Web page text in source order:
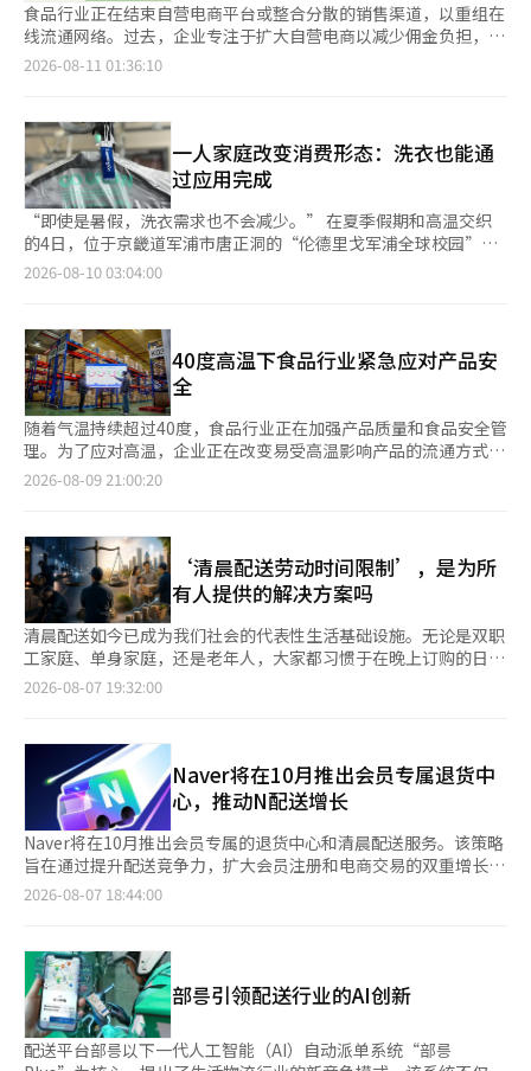
食品行业正在结束自营电商平台或整合分散的销售渠道，以重组在
线流通网络。过去，企业专注于扩大自营电商以减少佣金负担，但
随着固定成本的增加和与大型平台的竞争加剧，行业开始转向以效
线”的服务。该平台自2022年重新推出“零食材”以来，运营了
约4年。大象以全国线下食材超市“最佳购”为基础，推出了当日
发货的超市配送服务，逐步扩展在线业务。然而，近期为了重组以
盈利为中心的业务结构并增强核心竞争力，决定结束该服务。位于
高阳、江陵、原州、清州和大田的10家线下最佳购门店将继续营
业。 CJ鲜活也将在9月29日下午2时结束其自营食材商城“鲜
活”的运营。取而代之的是，CJ鲜活将通过今年2月收购的食材开
放市场平台“食春”来整合在线B2B能力。与以自有品牌（PB）
吸引了25万名国内餐饮业小微企业客户。CJ鲜活计划将食春的客
户基础和平台基础设施与自身的商品采购能力和冷链物流网络相结
合。 在面向消费者（B2C）的流通渠道中，也出现了类似的趋势。
南阳乳业自6月起结束了自营商城“南阳商城”的运营，并将销售
渠道转移至Naver品牌店。今年，南阳乳业在去年停止运营育儿专
业网站“南阳育儿商城”后，将其整合至南阳商城，并在今年结束
南阳商城，逐步整理自有在线渠道。东元F&B也在去年底将单独运
营的“东元商城”和“更多菜肴”合并，集中分散的在线能力。
自营商城虽然能通过减少流通环节来确保盈利，并吸引忠实客户进
行定期配送，但为了吸引新客户而产生的营销费用、物流、客户服
务及系统维护等固定支出并不小。尤其是食材商城需要处理新鲜食
品的冷链和多种商品的库存及价格管理。如果无法确保足够的交易
量，运营自营商城的成本可能会超过节省的佣金。 此外，像
Coupang和Naver等已经具备强大流量的大型电商平台，以当日和
次日配送为优势，主导市场，这也成为自营商城运营的局限。 一
位食品行业人士表示：“过去，企业重视拥有自有在线商城，而现
（AI）系统翻译与编辑。
2026-08-11 01:36:10
一人家庭改变消费形态：洗衣也能通
过应用完成
“即使是暑假，洗衣需求也不会减少。” 在夏季假期和高温交织
的4日，位于京畿道军浦市唐正洞的“伦德里戈军浦全球校园”。
这栋建筑的1至5层的智能工厂中，客户委托的洗衣物正在生产线上
开业的军浦智能工厂是处理一人家庭日益增长的非接触洗衣需求的
核心设施。客户通过移动应用委托的洗衣物的分类、洗涤、检验、
包装和配送等全流程均由其负责。该工厂总面积11900平方米（约
3600坪），每天最多可洗涤27万件衣物。 工作从5层开始。工作
台上方的摄像头拍摄洗衣物后，人工智能（AI）会识别衣物的种类
和材质，工作人员会将包含这些信息的电子标签（RFID）贴在衣
物的一侧。金敏智解释道：“客户可以通过移动应用实时查看到到
达工厂的洗衣物照片和洗涤进程。” 随后，洗衣物根据种类和洗
涤和熨烫。所有工序完成后的洗衣物经过包装后在1层的出货处装
上配送车辆，送往客户。金敏智表示：“从衣物到被褥，委托后1
至2天内完成洗涤并送达客户。”她还提到：“服务满意度高，复
用率接近70%。” 伦德里戈的主要客户是一人家庭，用户中有
36%是这一群体。由于居住空间狭小，洗涤和干燥环境不足，一人
家庭在洗衣物管理上面临压力。因此，提供从洗衣物收取到洗涤、
配送的全流程非接触服务的伦德里戈备受青睐。自2019年推出非
接触洗衣代办服务以来，用户数量已超过125万户，累计订单和洗
食住公司的营业额从2021年的1.3亿韩元增长到2023年的4.93亿韩
元，去年达到6.35亿韩元。 非接触洗衣代办市场预计将继续增长。
根据三井住友KPMG经济研究所的预测，韩国洗衣市场规模将从
2021年的5.1万亿韩元增长到2026年的6.6万亿韩元。在此期间，
非接触委托服务的比例预计将从0.8%增加到20%。 相关行业的步
伐也在加快。克林托皮亚根据一人家庭的增加，于去年2月推出了
深夜收取和配送服务。伦德里戈则通过多样化产品和扩大服务区域
来拓展客户接触点。伦德里戈相关人士表示：“我们将不断扩展服
2026-08-10 03:04:00
40度高温下食品行业紧急应对产品安
全
随着气温持续超过40度，食品行业正在加强产品质量和食品安全管
理。为了应对高温，企业正在改变易受高温影响产品的流通方式，
并实时监控食材的冷藏和冷冻温度。 根据食品行业的消息，直接
加速食材中微生物的繁殖，若在配送过程中未能保持冷藏或冷冻状
态，变质的风险也会增加。 三星福利公司基于过去的气温变化和
质量数据，运营着一种预测食材质量下降可能性的“预警系统”。
对于预计会出现异常的原材料，现场检查会加强，必要时会选择替
代品。配送车辆在出发前会提前降温，并在运输过程中通过温度记
录装置和实时监控系统持续检查温度。物流中心保持冷藏3~5度，
冷冻在零下18度以下。 亚华家园自6月起启动了特别食品安全管理
体系，扩大了对夏季食物中毒风险较高的食品如冷面、海产品、沙
对生泡菜的使用也会暂时限制。CJ Freshway也在运营夏季食品安
全重点管理期，加强对团餐店的现场指导。物流中心和配送车辆应
用实时温度监控系统，确保从运输到存储的冷链不被切断。 加工
食品行业则专注于防止产品在流通过程中暴露于高温。特别是巧克
力对温度变化非常敏感，长时间暴露在高温下会融化或变形，表面
出现“开花”现象，从而降低商品价值。 乐天福利公司在夏季将
部分巧克力产品如加纳巧克力改为冷藏流通，而在商店的存放和展
示过程中也请求销售点保持适当温度。奥利奥也在巧克力派等巧克
年夏季的面包产品保质期。 人力管理也面临紧急情况。相美堂控
股公司在主要子公司的生产现场实时监测温度和湿度，并在感知温
度上升时强制增加休息时间。公司为工人提供保温设备、食盐葡萄
糖和冰水，并扩大工作场所的空调设备安装。 业内人士表
示：“在高温期间，生产完成的产品在存储或运输过程中若暴露于
高温下，会影响质量，因此需要比平时更细致的管理。”同时表
2026-08-09 21:00:20
‘清晨配送劳动时间限制’，是为所
有人提供的解决方案吗
清晨配送如今已成为我们社会的代表性生活基础设施。无论是双职
工家庭、单身家庭，还是老年人，大家都习惯于在晚上订购的日用
品在第二天早晨送达。经历了新冠疫情，这项服务不仅仅是企业的
快递员清晨配送劳动时间的法律限制。保护快递员的健康权这一初
衷是值得理解的。减少长时间劳动、创造安全的工作环境是社会共
同需要思考的课题。 问题在于方式。这项修正案试图在社会对话
仍在进行的核心议题上，先行通过法律，这引发了不少担忧。在快
递社会机构的参与主体之间意见未能达成一致、讨论中断的情况
下，若通过立法来下结论，社会对话的意义必然会被削弱。没有充
分共识的法律强制措施，很可能只会加剧新的冲突。 更重要的
是，实际从事清晨配送的快递员的声音与法案相距甚远。根据
91.5%的人反对每周40至46小时的限制。92.2%的人表示，如果配
送时间减少，他们将不得不寻找其他工作来维持生计。在2025年
11月对2405名夜间快递员的调查中，93%的人也反对限制深夜配
送。 调查显示，相当多的快递员反对劳动时间限制，认为收入减
少是主要原因。清晨配送的收入相对较高，很多人是自愿选择这项
工作。如果劳动时间减少，他们需要寻找其他工作来维持生活，这
2026-08-07 19:32:00
Naver将在10月推出会员专属退货中
心，推动N配送增长
Naver将在10月推出会员专属的退货中心和清晨配送服务。该策略
旨在通过提升配送竞争力，扩大会员注册和电商交易的双重增长。
Naver首席执行官崔秀妍在8月7日举行的第二季度业绩发布会上表
店N配送的交易额同比增长76%，覆盖率也突破20%，朝着年末
25%的目标顺利推进。 她进一步表示：“与卖家的直接合同规模
同比增长超过4倍，计划在年末之前将直接合同的比例扩大到一半
以上。”她解释道：“通过扩大直接合同，标准化物流运营标准，
提高价格竞争力和配送质量，同时减轻卖家的退货、结算和订单管
2026-08-07 18:44:00
部릉引领配送行业的AI创新
配送平台部릉以下一代人工智能（AI）自动派单系统“部릉